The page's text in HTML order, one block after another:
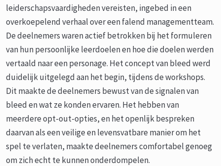
leiderschapsvaardigheden vereisten, ingebed in een
overkoepelend verhaal over een falend managementteam.
De deelnemers waren actief betrokken bij het formuleren
van hun persoonlijke leerdoelen en hoe die doelen werden
vertaald naar een personage. Het concept van bleed werd
duidelijk uitgelegd aan het begin, tijdens de workshops.
Dit maakte de deelnemers bewust van de signalen van
bleed en wat ze konden ervaren. Het hebben van
meerdere opt-out-opties, en het openlijk bespreken
daarvan als een veilige en levensvatbare manier om het
spel te verlaten, maakte deelnemers comfortabel genoeg
om zich echt te kunnen onderdompelen.